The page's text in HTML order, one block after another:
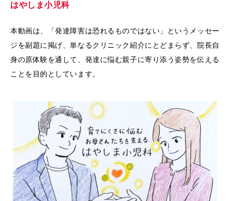
はやしま小児科
本動画は、「発達障害は恐れるものではない」というメッセー
ジを副題に掲げ、単なるクリニック紹介にとどまらず、院長自
身の原体験を通して、発達に悩む親子に寄り添う姿勢を伝える
ことを目的としています。